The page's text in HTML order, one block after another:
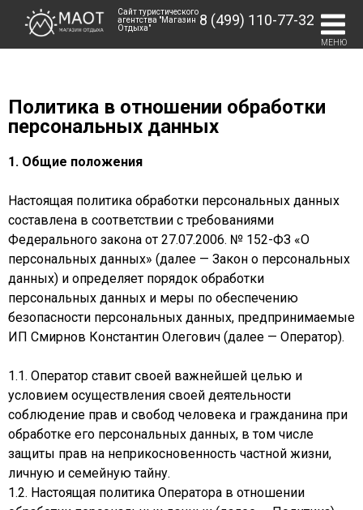
Сайт туристического
агентства "Магазин
Отдыха"
8 (499) 110-77-32
МЕНЮ
Политика в отношении обработки
персональных данных
1. Общие положения
Настоящая политика обработки персональных данных
составлена в соответствии с требованиями
Федерального закона от 27.07.2006. № 152-ФЗ «О
персональных данных» (далее — Закон о персональных
данных) и определяет порядок обработки
персональных данных и меры по обеспечению
безопасности персональных данных, предпринимаемые
ИП Смирнов Константин Олегович (далее — Оператор).
1.1. Оператор ставит своей важнейшей целью и
условием осуществления своей деятельности
соблюдение прав и свобод человека и гражданина при
обработке его персональных данных, в том числе
защиты прав на неприкосновенность частной жизни,
личную и семейную тайну.
1.2. Настоящая политика Оператора в отношении